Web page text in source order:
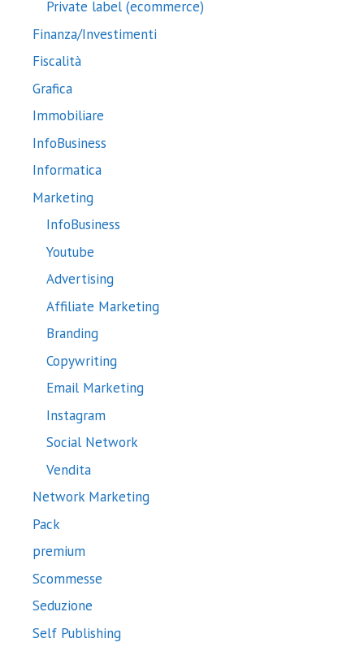
Private label (ecommerce)
Finanza/Investimenti
Fiscalità
Grafica
Immobiliare
InfoBusiness
Informatica
Marketing
InfoBusiness
Youtube
Advertising
Affiliate Marketing
Branding
Copywriting
Email Marketing
Instagram
Social Network
Vendita
Network Marketing
Pack
premium
Scommesse
Seduzione
Self Publishing